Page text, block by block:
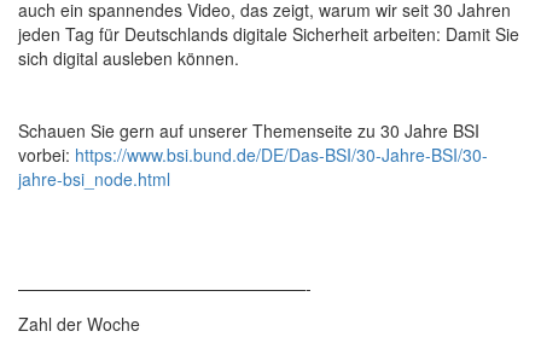
auch ein spannendes Video, das zeigt, warum wir seit 30 Jahren
jeden Tag für Deutschlands digitale Sicherheit arbeiten: Damit Sie
sich digital ausleben können.
Schauen Sie gern auf unserer Themenseite zu 30 Jahre BSI
vorbei: https://www.bsi.bund.de/DE/Das-BSI/30-Jahre-BSI/30-
jahre-bsi_node.html
—————————————————-
Zahl der Woche